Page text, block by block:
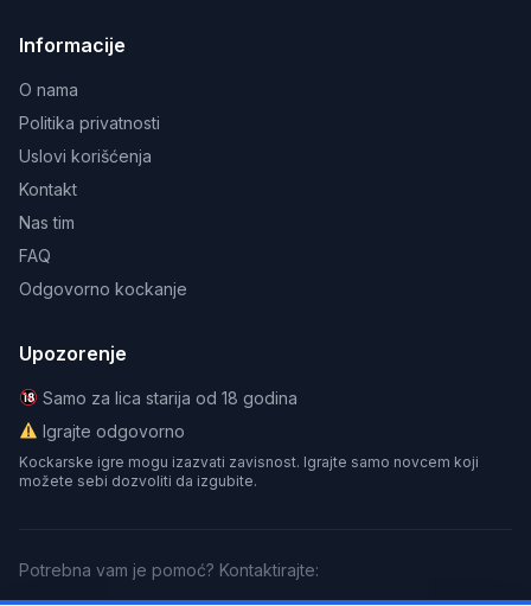
Informacije
O nama
Politika privatnosti
Uslovi korišćenja
Kontakt
Nas tim
FAQ
Odgovorno kockanje
Upozorenje
Samo za lica starija od 18 godina
Igrajte odgovorno
Kockarske igre mogu izazvati zavisnost. Igrajte samo novcem koji
možete sebi dozvoliti da izgubite.
Potrebna vam je pomoć? Kontaktirajte: